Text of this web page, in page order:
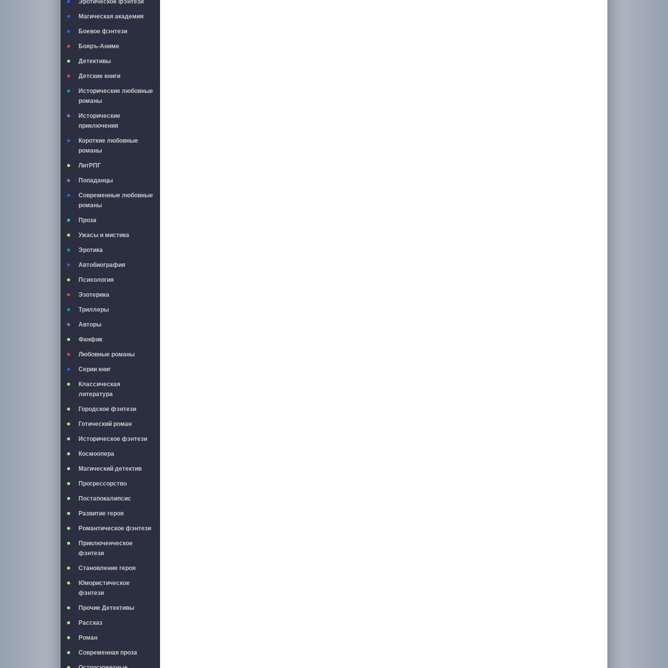
Эротическое фэнтези
Магическая академия
Боевое фэнтези
Бояръ-Аниме
Детективы
Детские книги
Исторические любовные
романы
Исторические
приключения
Короткие любовные
романы
ЛитРПГ
Попаданцы
Современные любовные
романы
Проза
Ужасы и мистика
Эротика
Автобиография
Психология
Эзотерика
Триллеры
Авторы
Фанфик
Любовные романы
Серии книг
Классическая
литература
Городское фэнтези
Готический роман
Историческое фэнтези
Космоопера
Магический детектив
Прогрессорство
Постапокалипсис
Развитие героя
Романтическое фэнтези
Приключенческое
фэнтези
Становление героя
Юмористическое
фэнтези
Прочие Детективы
Рассказ
Роман
Современная проза